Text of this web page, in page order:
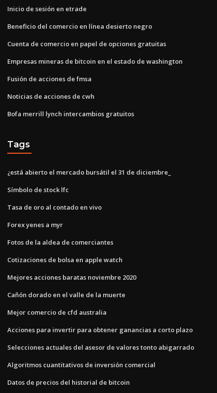
Inicio de sesión en etrade
Beneficio del comercio en línea desierto negro
Cuenta de comercio en papel de opciones gratuitas
Empresas mineras de bitcoin en el estado de washington
Fusión de acciones de fmsa
Noticias de acciones de cwh
Bofa merrill lynch intercambios gratuitos
Tags
¿está abierto el mercado bursátil el 31 de diciembre_
Símbolo de stock lfc
Tasa de oro al contado en vivo
Forex yenes a myr
Fotos de la aldea de comerciantes
Cotizaciones de bolsa en apple watch
Mejores acciones baratas noviembre 2020
Cañón dorado en el valle de la muerte
Mejor comercio de cfd australia
Acciones para invertir para obtener ganancias a corto plazo
Selecciones actuales del asesor de valores tonto abigarrado
Algoritmos cuantitativos de inversión comercial
Datos de precios del historial de bitcoin